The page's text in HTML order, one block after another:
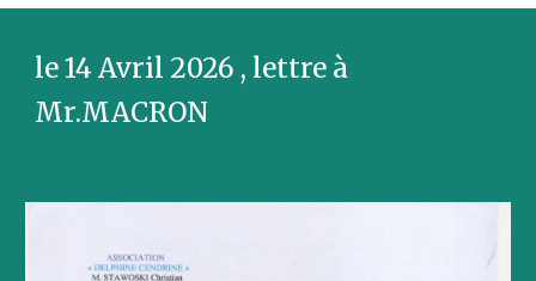
le 14 Avril 2026 , lettre à
Mr.MACRON